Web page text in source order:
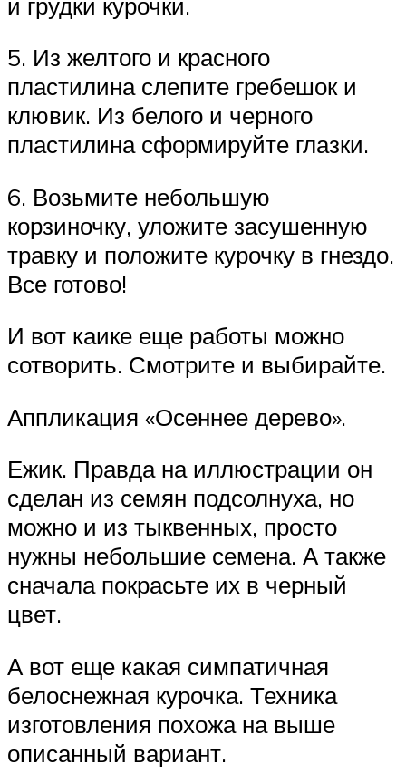
5. Из желтого и красного
пластилина слепите гребешок и
клювик. Из белого и черного
пластилина сформируйте глазки.
6. Возьмите небольшую
корзиночку, уложите засушенную
травку и положите курочку в гнездо.
Все готово!
И вот каике еще работы можно
сотворить. Смотрите и выбирайте.
Аппликация «Осеннее дерево».
Ежик. Правда на иллюстрации он
сделан из семян подсолнуха, но
можно и из тыквенных, просто
нужны небольшие семена. А также
сначала покрасьте их в черный
цвет.
А вот еще какая симпатичная
белоснежная курочка. Техника
изготовления похожа на выше
описанный вариант.